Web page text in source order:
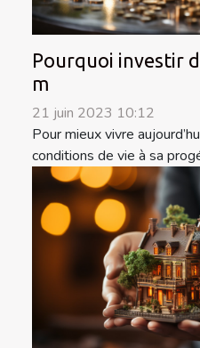
Pourquoi investir
m
21 juin 2023 10:12
Pour mieux vivre
conditions de vie à sa